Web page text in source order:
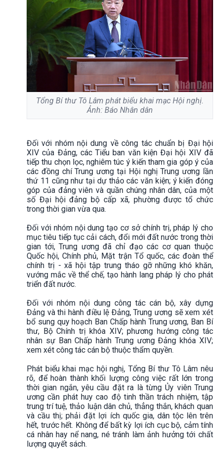
Tổng Bí thư Tô Lâm phát biểu khai mạc Hội nghị.
Ảnh: Báo Nhân dân
Đối với nhóm nội dung về công tác chuẩn bị Đại hội
XIV của Đảng, các Tiểu ban văn kiện Đại hội XIV đã
tiếp thu chọn lọc, nghiêm túc ý kiến tham gia góp ý của
các đồng chí Trung ương tại Hội nghị Trung ương lần
thứ 11 cũng như tại dự thảo các văn kiện; ý kiến đóng
góp của đảng viên và quần chúng nhân dân, của một
số Đại hội đảng bộ cấp xã, phường được tổ chức
trong thời gian vừa qua.
Đối với nhóm nội dung tạo cơ sở chính trị, pháp lý cho
mục tiêu tiếp tục cải cách, đổi mới đất nước trong thời
gian tới, Trung ương đã chỉ đạo các cơ quan thuộc
Quốc hội, Chính phủ, Mặt trận Tổ quốc, các đoàn thể
chính trị - xã hội tập trung tháo gỡ những khó khăn,
vướng mắc về thể chế, tạo hành lang pháp lý cho phát
triển đất nước.
Đối với nhóm nội dung công tác cán bộ, xây dựng
Đảng và thi hành điều lệ Đảng, Trung ương sẽ xem xét
bổ sung quy hoạch Ban Chấp hành Trung ương, Ban Bí
thư, Bộ Chính trị khóa XIV; phương hướng công tác
nhân sự Ban Chấp hành Trung ương Đảng khóa XIV;
xem xét công tác cán bộ thuộc thẩm quyền.
Phát biểu khai mạc hội nghị, Tổng Bí thư Tô Lâm nêu
rõ, để hoàn thành khối lượng công việc rất lớn trong
thời gian ngắn, yêu cầu đặt ra là từng Ủy viên Trung
ương cần phát huy cao độ tinh thần trách nhiệm, tập
trung trí tuệ, thảo luận dân chủ, thẳng thắn, khách quan
và cầu thị; phải đặt lợi ích quốc gia, dân tộc lên trên
hết, trước hết. Không để bất kỳ lợi ích cục bộ, cảm tính
cá nhân hay nể nang, né tránh làm ảnh hưởng tới chất
lượng quyết sách.